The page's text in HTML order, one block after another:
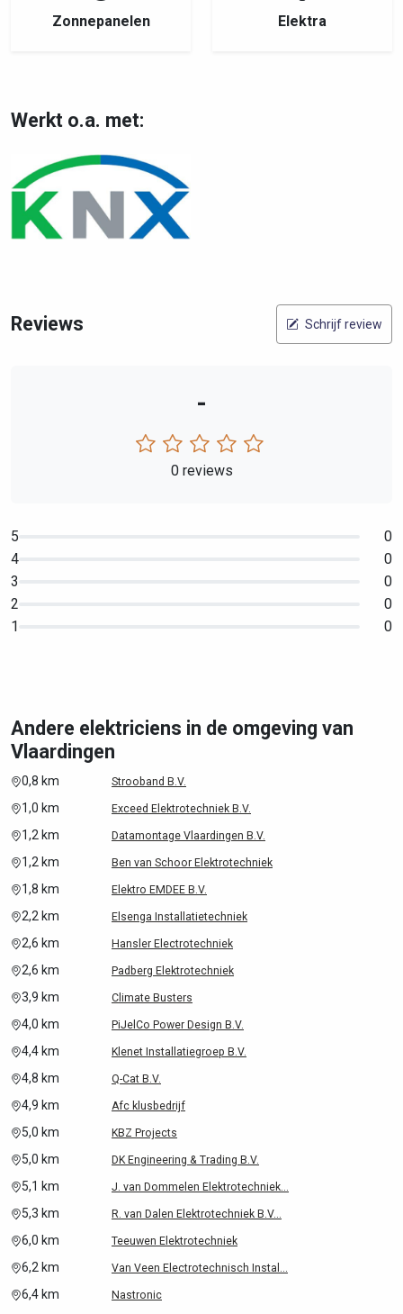
Zonnepanelen Elektra
Werkt o.a. met:
Reviews Schrijf review
-
0 reviews
5
0
4
0
3
0
2
0
1
0
Andere elektriciens in de omgeving van
Vlaardingen
0,8 km Strooband B.V.
1,0 km Exceed Elektrotechniek B.V.
1,2 km Datamontage Vlaardingen B.V.
1,2 km Ben van Schoor Elektrotechniek
1,8 km Elektro EMDEE B.V.
2,2 km Elsenga Installatietechniek
2,6 km Hansler Electrotechniek
2,6 km Padberg Elektrotechniek
3,9 km Climate Busters
4,0 km PiJelCo Power Design B.V.
4,4 km Klenet Installatiegroep B.V.
4,8 km Q-Cat B.V.
4,9 km Afc klusbedrijf
5,0 km KBZ Projects
5,0 km DK Engineering & Trading B.V.
5,1 km J. van Dommelen Elektrotechniek...
5,3 km R. van Dalen Elektrotechniek B.V...
6,0 km Teeuwen Elektrotechniek
6,2 km Van Veen Electrotechnisch Instal...
6,4 km Nastronic